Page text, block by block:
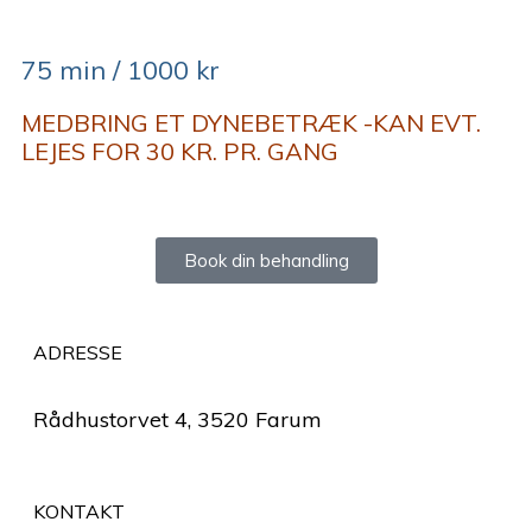
75 min / 1000 kr
MEDBRING ET DYNEBETRÆK -KAN EVT.
LEJES FOR 30 KR. PR. GANG
Book din behandling
ADRESSE
Rådhustorvet 4, 3520 Farum
KONTAKT